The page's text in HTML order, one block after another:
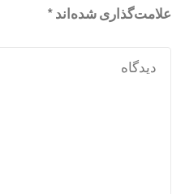
علامت‌گذاری شده‌اند*